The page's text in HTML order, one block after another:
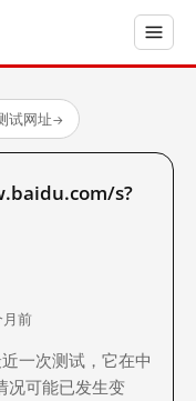
试网址→
s?
月前
一次测试，它在中
况可能已发生变